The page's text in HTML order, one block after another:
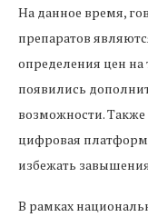
На данное время,
препаратов
определения цен на
появились
возможности. Также
цифровая
избежать
В рамках